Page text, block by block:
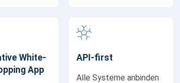
White-
App
API-first
Alle Systeme anbinden